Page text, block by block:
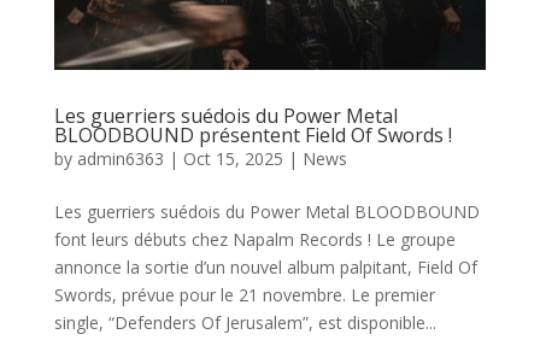
Les guerriers suédois du Power Metal
BLOODBOUND présentent Field Of Swords !
by admin6363 | Oct 15, 2025 | News
Les guerriers suédois du Power Metal BLOODBOUND
font leurs débuts chez Napalm Records ! Le groupe
annonce la sortie d’un nouvel album palpitant, Field Of
Swords, prévue pour le 21 novembre. Le premier
single, “Defenders Of Jerusalem”, est disponible...